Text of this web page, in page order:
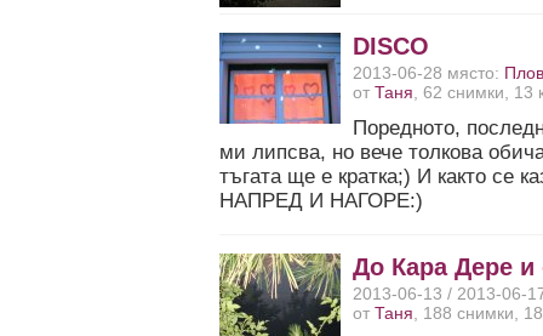
DISCO
2013-06-28 място:
отТаня , 62 снимки, 13
Поредното,
ми липсва, но вече толкова
тъгата ще е кратка;) И както се
НАПРЕД И НАГОРЕ:)
До Кара Дере и
2013-06-13 / 2013-06-
отТаня , 188 снимки,